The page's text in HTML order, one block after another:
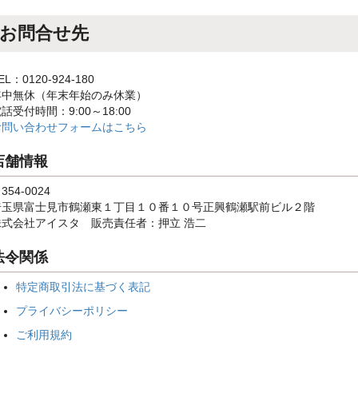
お問合せ先
：0120-924-180
無休（年末年始のみ休業）
受付時間：9:00～18:00
い合わせフォームはこちら
舗情報
0024
県富士見市鶴瀬東１丁目１０番１０号正興鶴瀬駅前ビル２階
会社アイスタ 販売責任者：押立 浩二
令関係
特定商取引法に基づく表記
プライバシーポリシー
ご利用規約